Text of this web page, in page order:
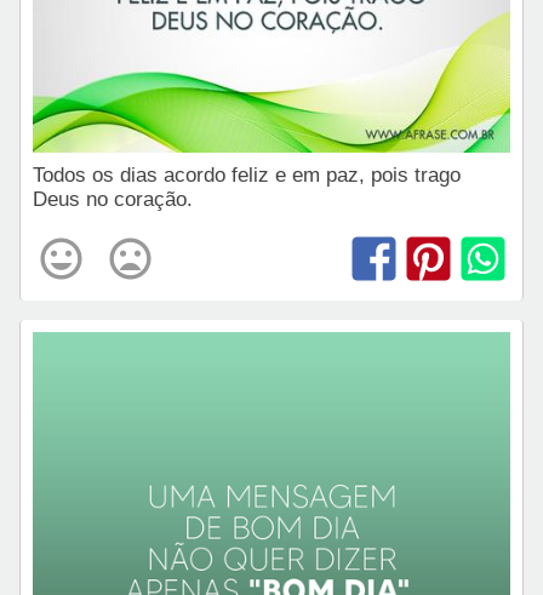
Todos os dias acordo feliz e em paz, pois trago
Deus no coração.